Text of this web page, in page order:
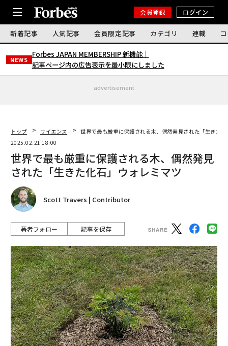
会員登録 ログイン
新着記事 人気記事 会員限定記事 カテゴリ 連載
NEWS
Forbes JAPAN MEMBERSHIP 新機能｜
記事ページ内の広告表示を最小限にしました
advertisement
トップ サイエンス
世界で最も厳重に保護される木、偶然発見された「生きた
2025.02.21 18:00
世界で最も厳重に保護される木、偶然発見
された「生きた化石」ウォレミマツ
Scott Travers | Contributor
著者フォロー 記事を保存